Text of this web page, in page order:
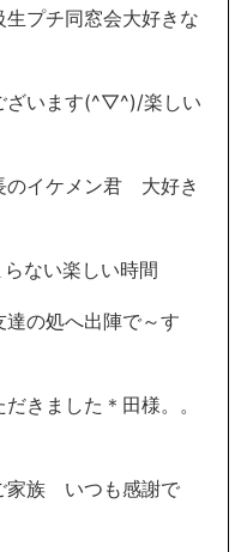
プチ同窓会大好きな
ざいます(^▽^)/楽しい
イケメン君 大好き
ない楽しい時間
の処へ出陣で～す
きました＊田様。。
家族 いつも感謝で